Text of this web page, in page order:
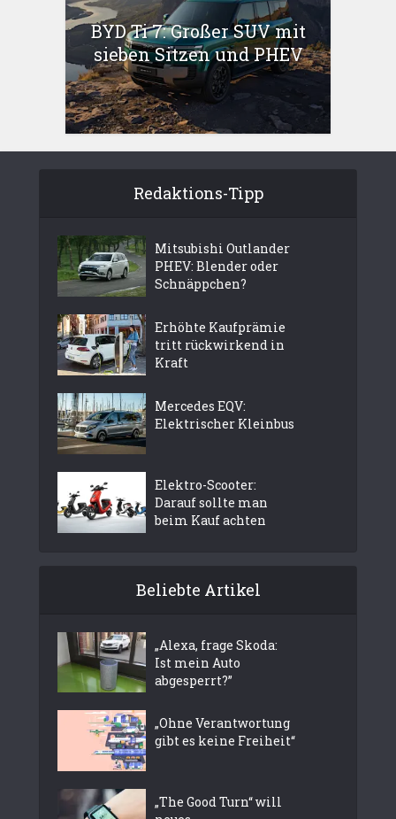
BYD Ti 7: Großer SUV mit
sieben Sitzen und PHEV
Redaktions-Tipp
Mitsubishi Outlander
PHEV: Blender oder
Schnäppchen?
Erhöhte Kaufprämie
tritt rückwirkend in
Kraft
Mercedes EQV:
Elektrischer Kleinbus
Elektro-Scooter:
Darauf sollte man
beim Kauf achten
Beliebte Artikel
„Alexa, frage Skoda:
Ist mein Auto
abgesperrt?”
„Ohne Verantwortung
gibt es keine Freiheit“
„The Good Turn“ will